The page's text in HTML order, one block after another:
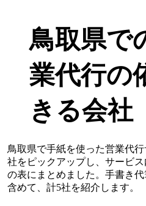
鳥取県で
業代行の
きる会社
鳥取県で手紙を使った営業代
社をピックアップし、サービ
の表にまとめました。手書き
含めて、計5社を紹介します。